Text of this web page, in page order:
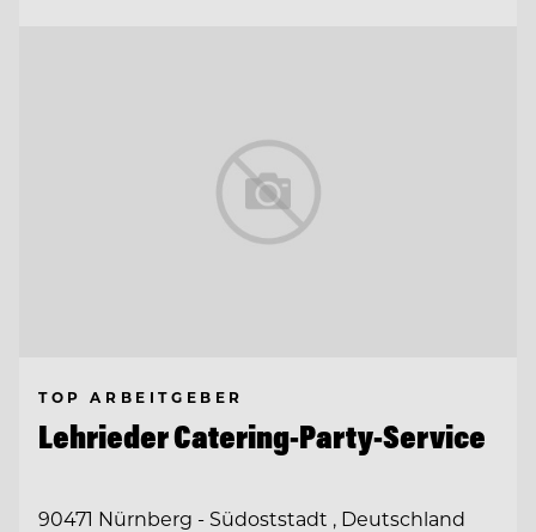
TOP ARBEITGEBER
Lehrieder Catering-Party-Service
90471 Nürnberg - Südoststadt , Deutschland